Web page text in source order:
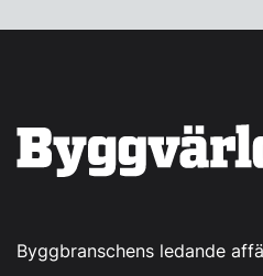
Byggbranschens ledande